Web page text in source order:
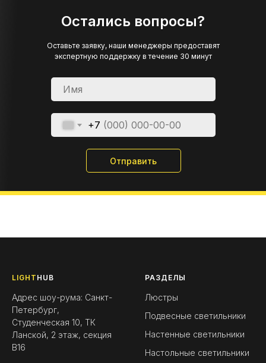
Остались вопросы?
+7
Отправить
Оставьте заявку, наши менеджеры предоставят
экспертную поддержку в течение 30 минут
LIGHT HUB
Адрес шоу-рума: Санкт-
Петербург,
Студенческая 10, ТК
Ланской, 2 этаж, секция
B16
РАЗДЕЛЫ
Люстры
Подвесные светильники
Настенные светильники
Настольные светильники